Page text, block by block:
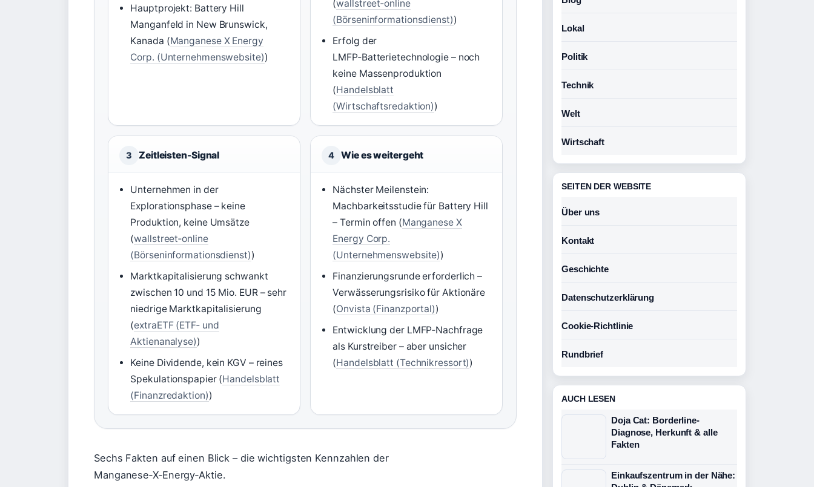
Hauptprojekt: Battery Hill
Manganfeld in New Brunswick,
Kanada (Manganese X Energy
Corp. (Unternehmenswebsite))
(wallstreet‑online
(Börseninformationsdienst))
Erfolg der
LMFP‑Batterietechnologie – noch
keine Massenproduktion
(Handelsblatt
(Wirtschaftsredaktion))
3 Zeitleisten-Signal
Unternehmen in der
Explorationsphase – keine
Produktion, keine Umsätze
(wallstreet‑online
(Börseninformationsdienst))
Marktkapitalisierung schwankt
zwischen 10 und 15 Mio. EUR – sehr
niedrige Marktkapitalisierung
(extraETF (ETF‑ und
Aktienanalyse))
Keine Dividende, kein KGV – reines
Spekulationspapier (Handelsblatt
(Finanzredaktion))
4 Wie es weitergeht
Nächster Meilenstein:
Machbarkeitsstudie für Battery Hill
– Termin offen (Manganese X
Energy Corp.
(Unternehmenswebsite))
Finanzierungsrunde erforderlich –
Verwässerungsrisiko für Aktionäre
(Onvista (Finanzportal))
Entwicklung der LMFP‑Nachfrage
als Kurstreiber – aber unsicher
(Handelsblatt (Technikressort))
Sechs Fakten auf einen Blick – die wichtigsten Kennzahlen der
Manganese‑X‑Energy‑Aktie.
Lokal
Politik
Technik
Welt
Wirtschaft
SEITEN DER WEBSITE
Über uns
Kontakt
Geschichte
Datenschutzerklärung
Cookie-Richtlinie
Rundbrief
AUCH LESEN
Doja Cat: Borderline-
Diagnose, Herkunft & alle
Fakten
Einkaufszentrum in der Nähe: